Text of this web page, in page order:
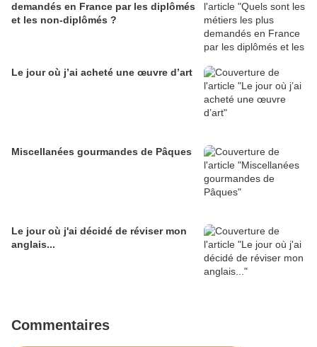
demandés en France par les diplômés
et les non-diplômés ?
Le jour où j’ai acheté une œuvre d’art
Miscellanées gourmandes de Pâques
Le jour où j'ai décidé de réviser mon
anglais...
Commentaires